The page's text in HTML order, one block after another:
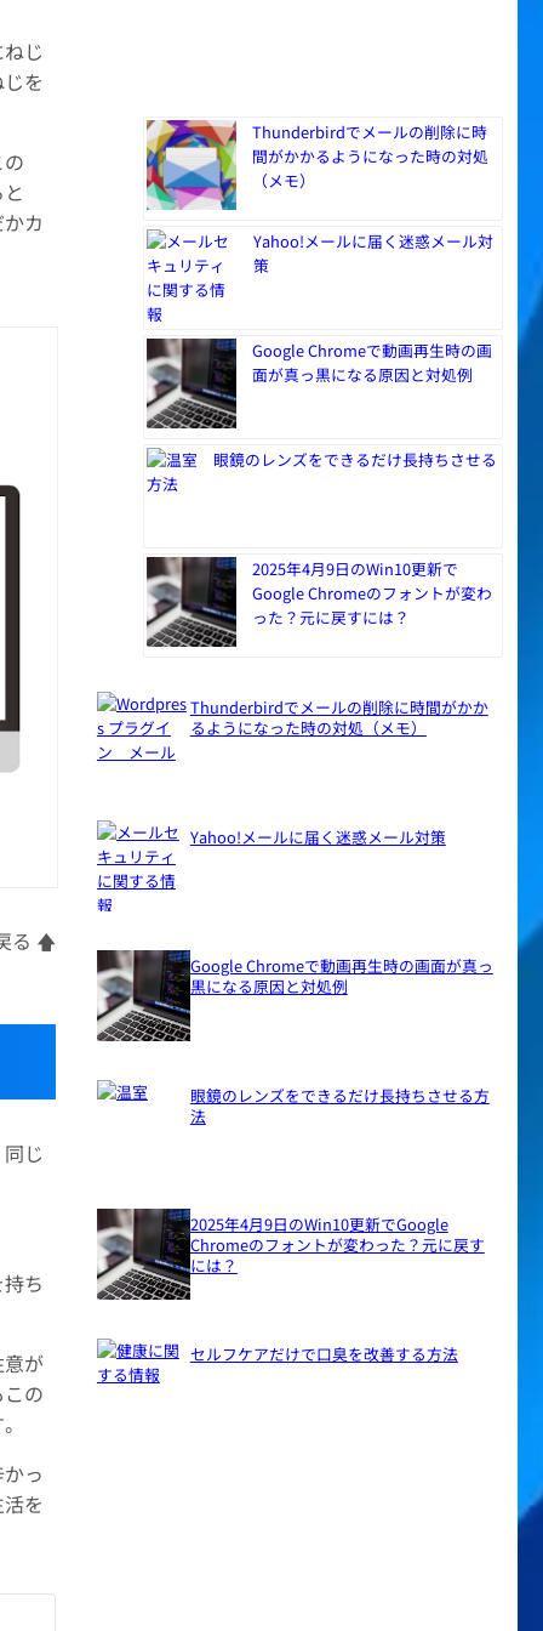
じ
を
カ
る 🡅
じ
ち
が
の
っ
を
Thunderbirdでメールの削除に時
間がかかるようになった時の対処
（メモ）
Yahoo!メールに届く迷惑メール対
策
Google Chromeで動画再生時の画
面が真っ黒になる原因と対処例
眼鏡のレンズをできるだけ長持ちさせる
方法
2025年4月9日のWin10更新で
Google Chromeのフォントが変わ
った？元に戻すには？
Thunderbirdでメールの削除に時間がかか
るようになった時の対処（メモ）
Yahoo!メールに届く迷惑メール対策
Google Chromeで動画再生時の画面が真っ
黒になる原因と対処例
眼鏡のレンズをできるだけ長持ちさせる方
法
2025年4月9日のWin10更新でGoogle
Chromeのフォントが変わった？元に戻す
には？
セルフケアだけで口臭を改善する方法